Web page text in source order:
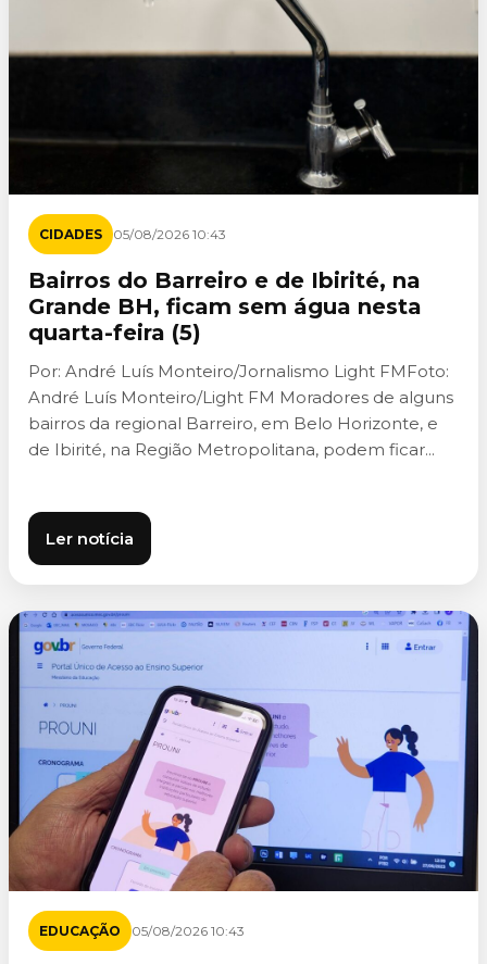
CIDADES 05/08/2026 10:43
Bairros do Barreiro e de Ibirité, na
Grande BH, ficam sem água nesta
quarta-feira (5)
Por: André Luís Monteiro/Jornalismo Light FMFoto:
André Luís Monteiro/Light FM Moradores de alguns
bairros da regional Barreiro, em Belo Horizonte, e
de Ibirité, na Região Metropolitana, podem ficar...
Ler notícia
EDUCAÇÃO 05/08/2026 10:43